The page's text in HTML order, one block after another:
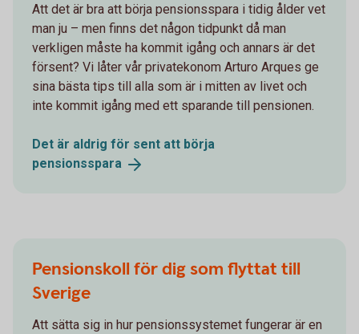
Att det är bra att börja pensionsspara i tidig ålder vet
man ju – men finns det någon tidpunkt då man
verkligen måste ha kommit igång och annars är det
försent? Vi låter vår privatekonom Arturo Arques ge
sina bästa tips till alla som är i mitten av livet och
inte kommit igång med ett sparande till pensionen.
Det är aldrig för sent att börja
pensionsspara
Pensionskoll för dig som flyttat till
Sverige
Att sätta sig in hur pensionssystemet fungerar är en